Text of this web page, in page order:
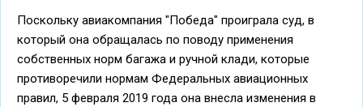
Поскольку авиакомпания "Победа" проиграла суд, в
который она обращалась по поводу применения
собственных норм багажа и ручной клади, которые
противоречили нормам Федеральных авиационных
правил, 5 февраля 2019 года она внесла изменения в